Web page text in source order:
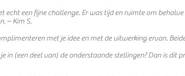
echt een fijne challenge. Er was tijd en ruimte om
– Kim S.
met je idee en met de uitwerking ervan.
je in (een deel van) de onderstaande stellingen? Dan is dit